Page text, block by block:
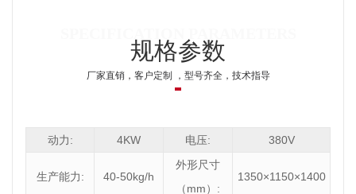
规格参数
厂家直销，客户定制 ，型号齐全，技术指导
动力: 4KW 电压: 380V
生产能力: 40-50kg/h
外形尺寸
（mm）:
1350×1150×1400